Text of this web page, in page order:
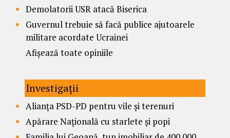
Demolatorii USR atacă Biserica
Guvernul trebuie să facă publice ajutoarele
militare acordate Ucrainei
Afișează toate opiniile
Investigații
Alianța PSD-PD pentru vile și terenuri
Apărare Națională cu starlete și popi